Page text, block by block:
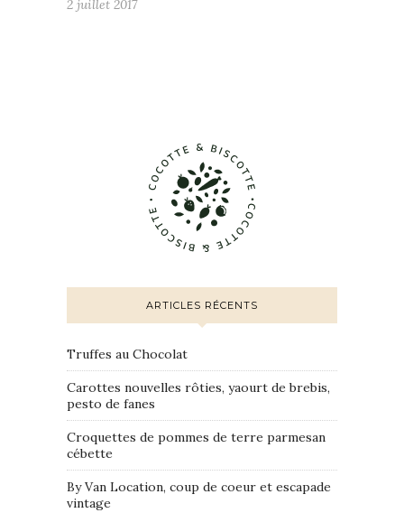
2 juillet 2017
ARTICLES RÉCENTS
Truffes au Chocolat
Carottes nouvelles rôties, yaourt de brebis,
pesto de fanes
Croquettes de pommes de terre parmesan
cébette
By Van Location, coup de coeur et escapade
vintage